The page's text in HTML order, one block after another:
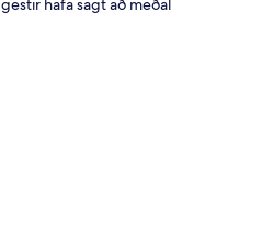
hafa sagt að meðal